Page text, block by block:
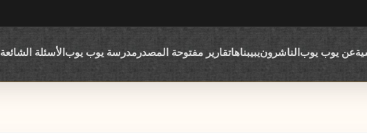
عن يوب يوبالناشرونيبيبناهاتقارير مفتوحة المصدر مدرسة يوب يوبالأسئلة الشائعة